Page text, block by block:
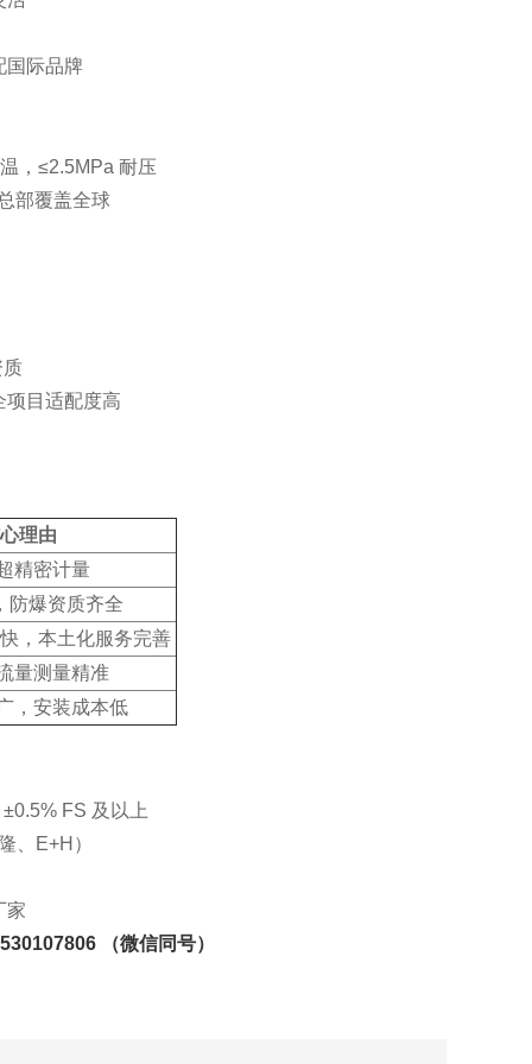
国际品牌
，≤2.5MPa 耐压
部覆盖全球
质
项目适配度高
理由
精密计量
防爆资质齐全
，本土化服务完善
量测量精准
，安装成本低
FS 及以上
、E+H）
家
（微信同号）